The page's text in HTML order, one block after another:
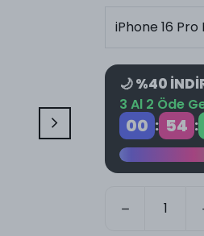
🌙 %40
3 Al 2 Öde
00 : 54 :